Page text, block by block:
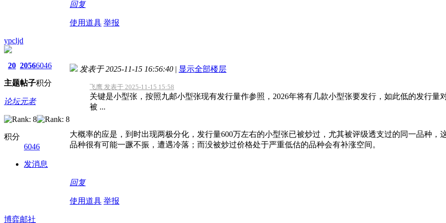
回复
使用道具 举报
ypcljd
20
主题
2056
帖子
6046
积分
论坛元老
积分
6046
发消息
发表于 2025-11-15 16:56:40 | 显示全部楼层
飞鹰 发表于 2025-11-15 15:58
关键是小型张，按照九邮小型张现有发行量作参照，2026年将有几款小型张要发行，如此低的发行量
被 ...
大概率的应是，到时出现两极分化，发行量600万左右的小型张已被炒过，尤其被评级透支过的同一品种，
品种很有可能一蹶不振，遭遇冷落；而没被炒过价格处于严重低估的品种会有补涨空间。
回复
使用道具 举报
博弈邮社